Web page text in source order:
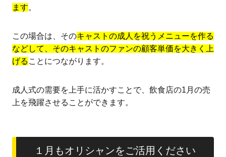
ます。
この場合は、そのキャストの成人を祝うメニューを作る
などして、そのキャストのファンの顧客単価を大きく上
げる ことにつながります。
成人式の需要を上手に活かすことで、飲食店の1月の売
上を飛躍させることができます。
１月もオリシャンをご活用ください